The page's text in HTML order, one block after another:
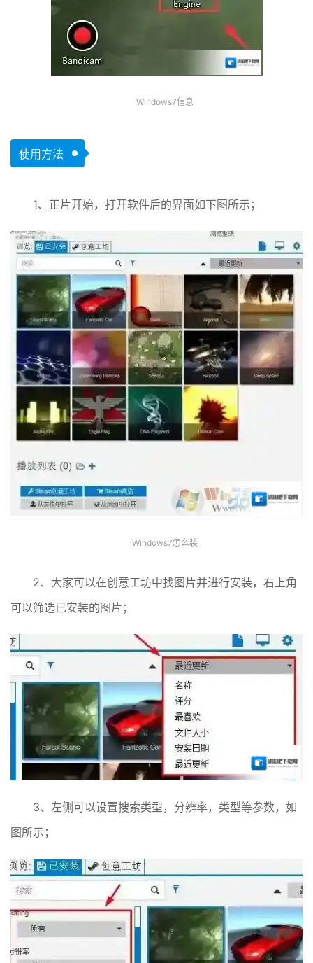
Windows7信息
使用方法
1、正片开始，打开软件后的界面如下图所示；
Windows7怎么装
2、大家可以在创意工坊中找图片并进行安装，右上角
可以筛选已安装的图片；
3、左侧可以设置搜索类型，分辨率，类型等参数，如
图所示；